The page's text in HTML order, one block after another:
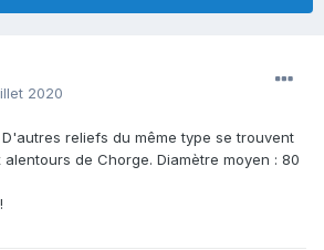
2020
reliefs du même type se trouvent
de Chorge. Diamètre moyen : 80